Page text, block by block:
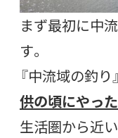
まず最初に中
す。
『中流域の釣り
供の頃にやっ
生活圏から近